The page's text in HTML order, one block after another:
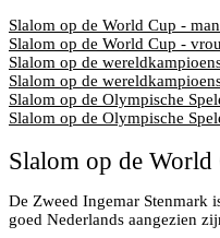
Slalom op de World Cup -
Slalom op de World Cup -
Slalom op de
Slalom op de
Slalom op de Olympische
Slalom op de Olympische
Slalom op de World
De Zweed Ingemar Stenmark
goed Nederlands aangezien